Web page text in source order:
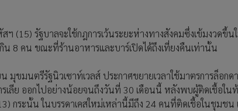
(15) รัฐบาลจะใช้กฎการเว้นระยะห่างทางสังคมซึ่งเข้มงวดขึ้
8 คน ขณะที่ร้านอาหารและบาร์เปิดได้ถึงเที่ยงคืนเท่านั้น
น มุขมนตรีรัฐนิวเซาท์เวลส์ ประกาศขยายเวลาใช้มาตรการล็อกด
เลีย ออกไปอย่างน้อยจนถึงวันที่ 30 เดือนนี้ หลังพบผู้ติดเชื้อใน
กระนั้น ในบรรดาเคสใหม่เหล่านี้มีถึง 24 คนที่ติดเชื้อในชุมชน